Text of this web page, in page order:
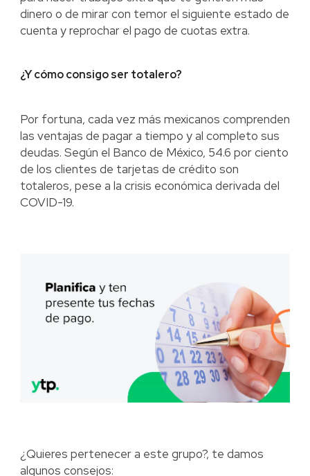
dinero o de mirar con temor el siguiente estado de
cuenta y reprochar el pago de cuotas extra.
¿Y cómo consigo ser totalero?
Por fortuna, cada vez más mexicanos comprenden
las ventajas de pagar a tiempo y al completo sus
deudas. Según el Banco de México, 54.6 por ciento
de los clientes de tarjetas de crédito son
totaleros, pese a la crisis económica derivada del
COVID-19.
¿Quieres pertenecer a este grupo?, te damos
algunos consejos: